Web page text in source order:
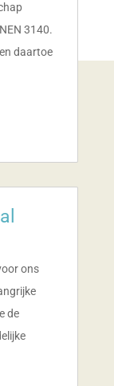
3140.
daartoe
ons
de